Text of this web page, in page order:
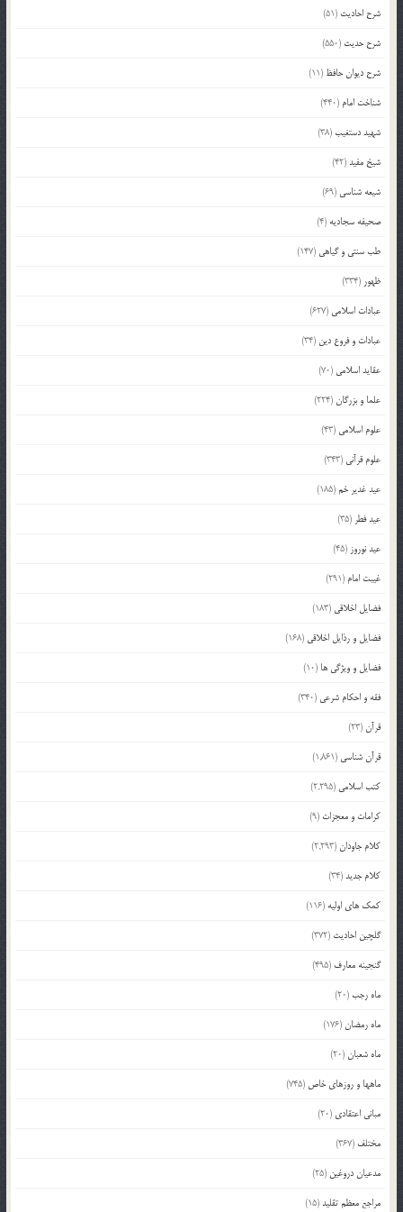
شرح احادیث (51)
شرح حدیث (550)
شرح دیوان حافظ (11)
شناخت امام (440)
شهید دستغیب(38)
شیخ مفید(42)
شیعه شناسی (69)
صحیفه سجادیه (4)
طب سنتی و گیاهی (147)
ظهور (334)
عبادات اسلامی (627)
عبادات و فروع دین (34)
عقاید اسلامی (70)
علما و بزرگان(224)
علوم اسلامی (43)
علوم قرآنی (343)
عید غدیر خم(185)
عید فطر (35)
عید نوروز (45)
غیبت امام (291)
فضایل اخلاقی (183)
فضایل و رذایل اخلاقی (168)
فضایل و ویژگی ها (10)
فقه و احکام شرعی (340)
قرآن(23)
قرآن شناسی (1,861)
کتب اسلامی (2,295)
کرامات و معجزات (9)
کلام جاودان(2,293)
کلام جدید(34)
کمک های اولیه (116)
گلچین احادیث (372)
گنجینه معارف (495)
ماه رجب(20)
ماه رمضان(176)
ماه شعبان(20)
ماهها و روزهای خاص (745)
مبانی اعتقادی (20)
مختلف (367)
مدعیان دروغین (25)
مراجع معظم تقلید(15)